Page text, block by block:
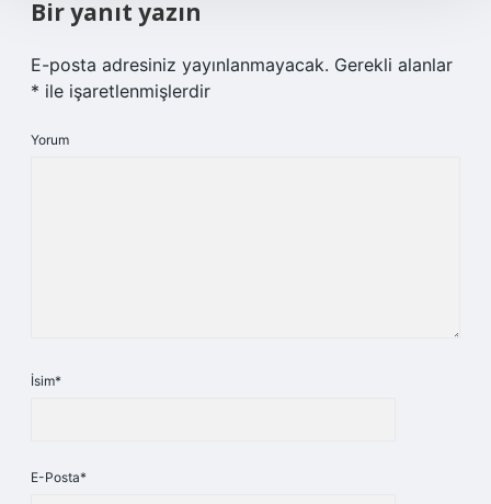
Bir yanıt yazın
E-posta adresiniz yayınlanmayacak. Gerekli alanlar
* ile işaretlenmişlerdir
Yorum
İsim*
E-Posta*